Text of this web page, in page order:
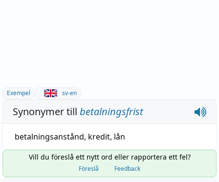
Exempel sv-en
Synonymer till betalningsfrist
betalningsanstånd, kredit, lån
Vill du föreslå ett nytt ord eller rapportera ett fel?
Föreslå Feedback